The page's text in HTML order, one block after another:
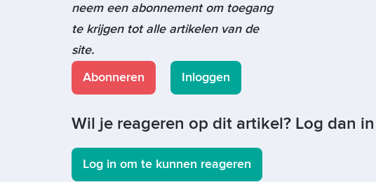
neem een abonnement om toegang
te krijgen tot alle artikelen van de
site.
Abonneren
Inloggen
Wil je reageren op dit artikel? Log dan
Log in om te kunnen reageren